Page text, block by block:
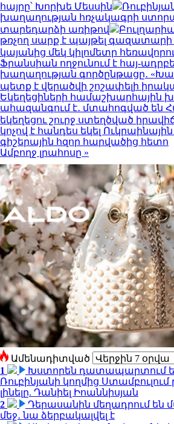
հայրը՝ Խորխե Մեսսին
խաղաղության հռչակագրի
տարեդարձի առիթով
թռչող սարք է պայթել գազատարի
կայանից մեկ կիլոմետր
Ֆրանսիան ողջունում է հայ-
խաղաղության գործընթացը․
պետք է վերածվի շոշափելի
Եկեղեցիների համաշխարհային
ահազանգում է․ մտահոգված են
եկեղեցու շուրջ ստեղծված
կոչով է հանդես եկել
գիշերային հզոր հարվածից հետո
Ամբողջ լրահոսը »
Ամենադիտված
1
Խստորեն դատապարտում
Ռուբինյանի կողմից
լինելը. Դանիել Իոաննիսյան
2
Դերասանին մեղադրում են
մեջ․ նա ձերբակալվել է